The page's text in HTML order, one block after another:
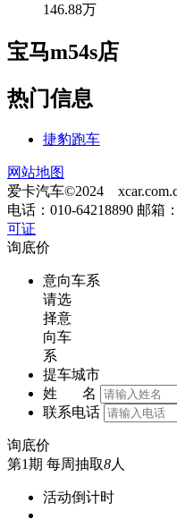
146.88万
宝马m54s店
热门信息
捷豹跑车
网站地图
爱卡汽车©2024
电话：010-64218890 邮箱：
可证
询底价
意向车系
请选
择意
向车
系
提车城市
姓 名
联系电话
询底价
第1期 每周抽取8人
活动倒计时